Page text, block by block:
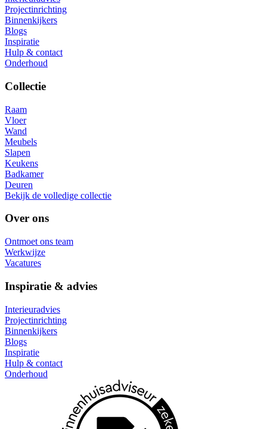
Projectinrichting
Binnenkijkers
Blogs
Inspiratie
Hulp & contact
Onderhoud
Collectie
Raam
Vloer
Wand
Meubels
Slapen
Keukens
Badkamer
Deuren
Bekijk de volledige collectie
Over ons
Ontmoet ons team
Werkwijze
Vacatures
Inspiratie & advies
Interieuradvies
Projectinrichting
Binnenkijkers
Blogs
Inspiratie
Hulp & contact
Onderhoud